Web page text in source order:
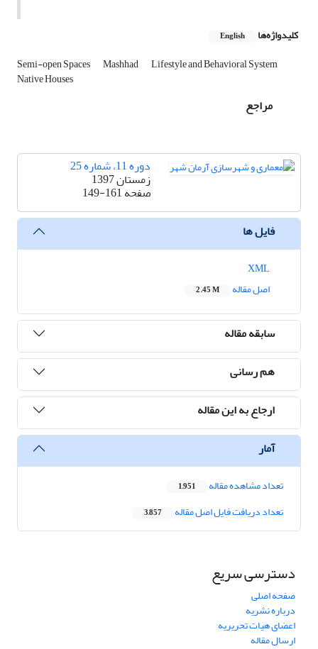
کلیدواژه‌ها English
Semi-open Spaces Mashhad Lifestyle and Behavioral System
Native Houses
مراجع
دوره 11، شماره 25
زمستان 1397
صفحه149-161
فایل ها
اصل مقاله
2.45 M
سابقه مقاله
هم رسانی
ارجاع به این مقاله
آمار
تعداد مشاهده مقاله 1,951
تعداد دریافت فایل اصل مقاله 3,857
دسترسی سریع
صفحه اصلی
درباره نشریه
اعضای هیات تحریریه
ارسال مقاله